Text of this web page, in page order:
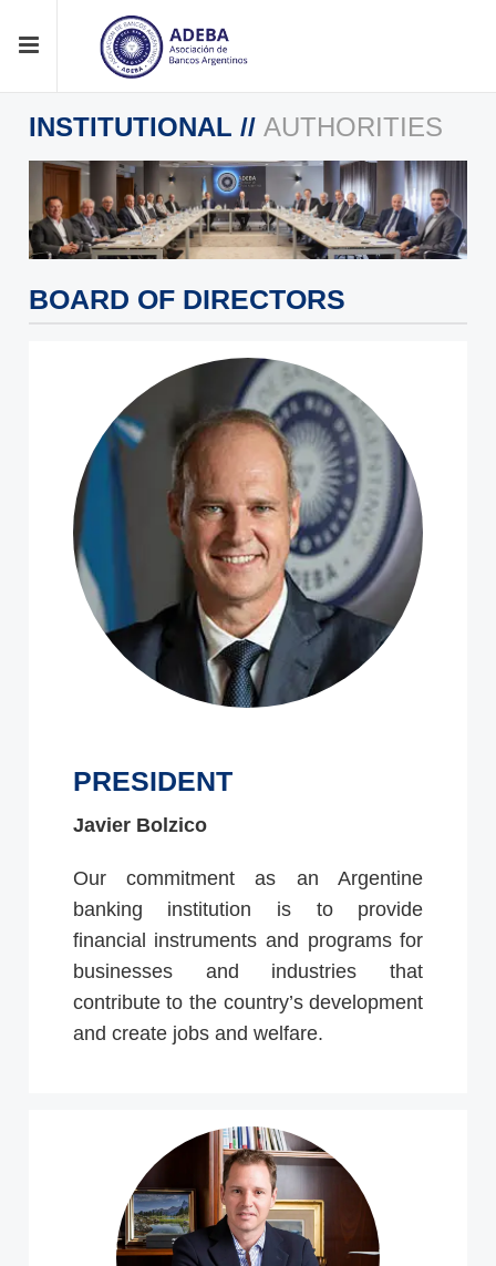
INSTITUTIONAL//AUTHORITIES
BOARD OF DIRECTORS
PRESIDENT
Javier Bolzico
Our commitment as an Argentine
banking institution is to provide
financial instruments and programs for
businesses and industries that
contribute to the country’s development
and create jobs and welfare.